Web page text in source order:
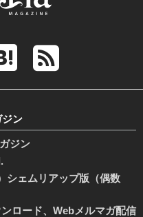
ン
ジン
シェムリアップ版（偶数
ロード、Webメルマガ配信